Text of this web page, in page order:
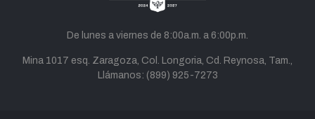
De lunes a viernes de 8:00a.m. a 6:00p.m.
Mina 1017 esq. Zaragoza, Col. Longoria, Cd. Reynosa, Tam.,
Llámanos: (899) 925-7273